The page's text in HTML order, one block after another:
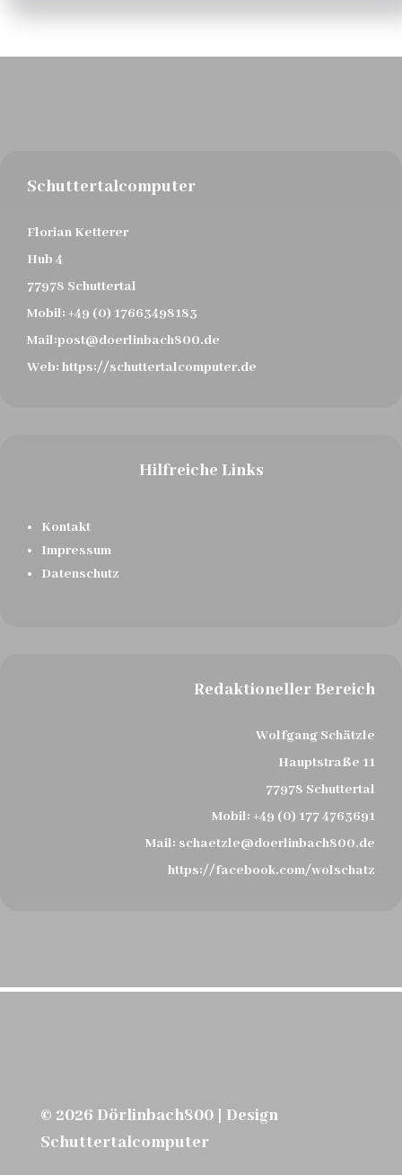
Schuttertalcomputer
Florian Ketterer
Hub 4
77978 Schuttertal
Mobil: +49 (0) 17663498183
Mail:post@doerlinbach800.de
Web: https://schuttertalcomputer.de
Hilfreiche Links
Kontakt
Impressum
Datenschutz
Redaktioneller Bereich
Wolfgang Schätzle
Hauptstraße 11
77978 Schuttertal
Mobil: +49 (0) 177 4763691
Mail: schaetzle@doerlinbach800.de
https://facebook.com/wolschatz
© 2026 Dörlinbach800 | Design
Schuttertalcomputer